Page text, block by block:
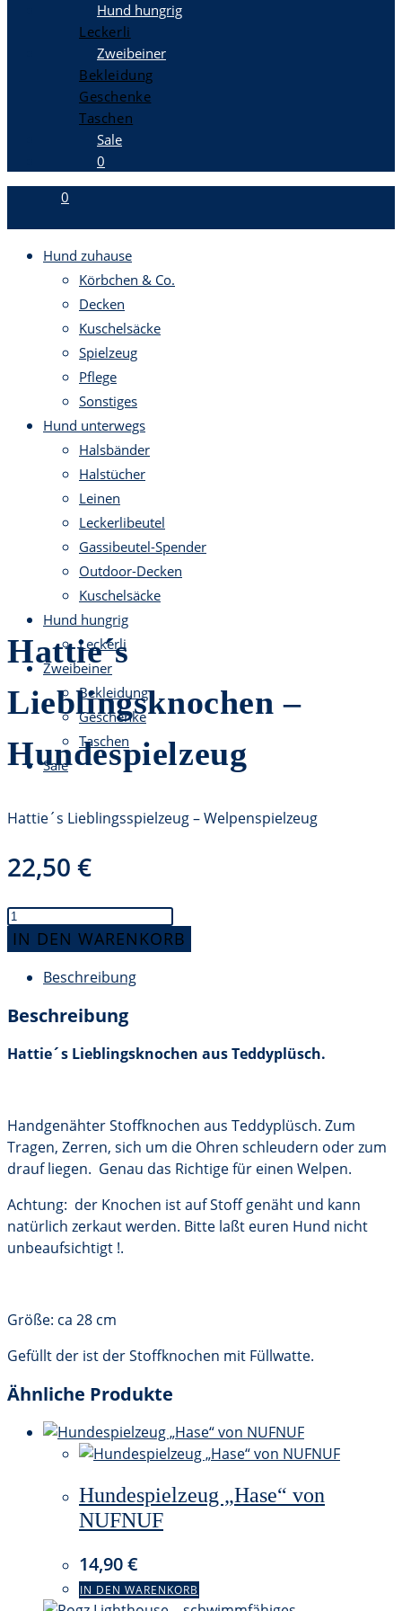
Hund hungrig
Leckerli
Zweibeiner
Bekleidung
Geschenke
Taschen
Sale
0
0
Hund zuhause
Körbchen & Co.
Decken
Kuschelsäcke
Spielzeug
Pflege
Sonstiges
Hund unterwegs
Halsbänder
Halstücher
Leinen
Leckerlibeutel
Gassibeutel-Spender
Outdoor-Decken
Kuschelsäcke
Hund hungrig
Leckerli
Zweibeiner
Bekleidung
Geschenke
Taschen
Sale
Hattie´s
Lieblingsknochen –
Hundespielzeug
Hattie´s Lieblingsspielzeug – Welpenspielzeug
22,50 €
Hattie
´s
Lieblingsknochen
Menge
IN DEN WARENKORB
Beschreibung
Beschreibung
Hattie´s Lieblingsknochen aus Teddyplüsch.
Handgenähter Stoffknochen aus Teddyplüsch. Zum
Tragen, Zerren, sich um die Ohren schleudern oder zum
drauf liegen. Genau das Richtige für einen Welpen.
Achtung: der Knochen ist auf Stoff genäht und kann
natürlich zerkaut werden. Bitte laßt euren Hund nicht
unbeaufsichtigt !.
Größe: ca 28 cm
Gefüllt der ist der Stoffknochen mit Füllwatte.
Ähnliche Produkte
Hundespielzeug „Hase“ von
NUFNUF
14,90€
IN DEN WARENKORB